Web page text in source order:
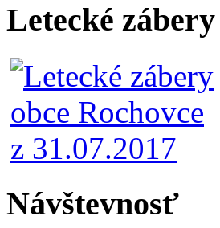
Letecké
Návštevnosť